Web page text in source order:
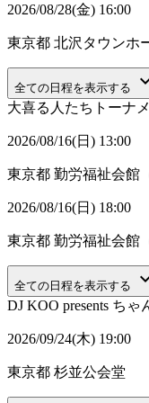
2026/08/28(金) 16:00
東京都 北沢タウンホ
全ての日程を表示する
大喜る人たちトーナ
2026/08/16(日) 13:00
東京都 勤労福祉会館
2026/08/16(日) 18:00
東京都 勤労福祉会館
全ての日程を表示する
DJ KOO presents ち
2026/09/24(木) 19:00
東京都 杉並公会堂